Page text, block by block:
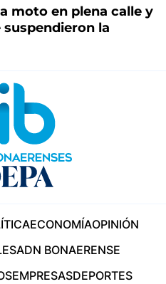
moto en plena calle y
suspendieron la
ECONOMÍAOPINIÓN
ADN BONAERENSE
EMPRESASDEPORTES